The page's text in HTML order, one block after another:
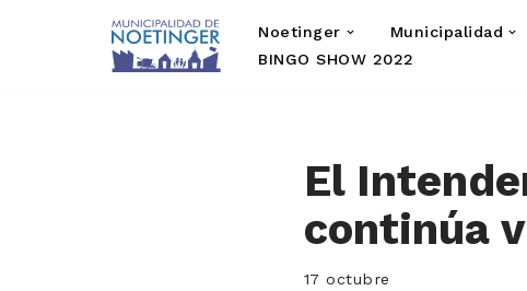
Noetinger Municipalidad
BINGO SHOW 2022
El
continúa
17 octubre